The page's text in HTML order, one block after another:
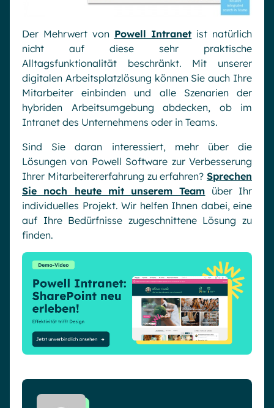
Der Mehrwert von Powell Intranet ist natürlich
nicht auf diese sehr praktische
Alltagsfunktionalität beschränkt. Mit unserer
digitalen Arbeitsplatzlösung können Sie auch Ihre
Mitarbeiter einbinden und alle Szenarien der
hybriden Arbeitsumgebung abdecken, ob im
Intranet des Unternehmens oder in Teams.
Sind Sie daran interessiert, mehr über die
Lösungen von Powell Software zur Verbesserung
Ihrer Mitarbeitererfahrung zu erfahren? Sprechen
Sie noch heute mit unserem Team über Ihr
individuelles Projekt. Wir helfen Ihnen dabei, eine
auf Ihre Bedürfnisse zugeschnittene Lösung zu
finden.